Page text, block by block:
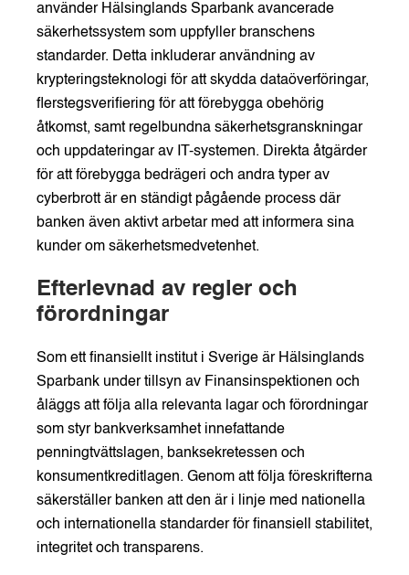
använder Hälsinglands Sparbank avancerade
säkerhetssystem som uppfyller branschens
standarder. Detta inkluderar användning av
krypteringsteknologi för att skydda dataöverföringar,
flerstegsverifiering för att förebygga obehörig
åtkomst, samt regelbundna säkerhetsgranskningar
och uppdateringar av IT-systemen. Direkta åtgärder
för att förebygga bedrägeri och andra typer av
cyberbrott är en ständigt pågående process där
banken även aktivt arbetar med att informera sina
kunder om säkerhetsmedvetenhet.
Efterlevnad av regler och
förordningar
Som ett finansiellt institut i Sverige är Hälsinglands
Sparbank under tillsyn av Finansinspektionen och
åläggs att följa alla relevanta lagar och förordningar
som styr bankverksamhet innefattande
penningtvättslagen, banksekretessen och
konsumentkreditlagen. Genom att följa föreskrifterna
säkerställer banken att den är i linje med nationella
och internationella standarder för finansiell stabilitet,
integritet och transparens.